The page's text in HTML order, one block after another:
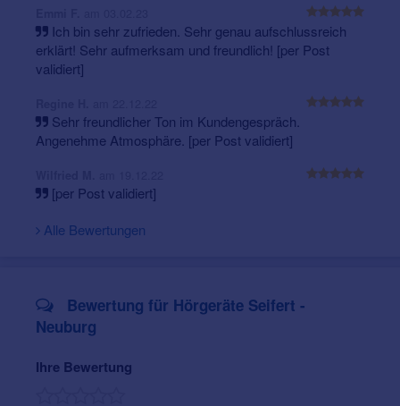
Lernen Sie uns und unsere Angebote kennen.
Unverbindlich und kostenfrei. Vereinbaren Sie
Termin-Wunsch online zu. Oder aber Sie kommen bei
uns vorbei.
maßgefertigte Gehörschutz-Lösungen für Freizeit
und Beruf aus dem eigenen Profi-Labor
In-Ear-Monitoring für professionellen
Bühnensound und unmittelbaren Musikgenuss
Ich bin sehr zufrieden. Sehr genau aufschlussreich
erklärt! Sehr aufmerksam und freundlich! [per Post
validiert]
Sehr freundlicher Ton im Kundengespräch.
Angenehme Atmosphäre. [per Post validiert]
[per Post validiert]
Alle Bewertungen
Bewertung für Hörgeräte Seifert -
Neuburg
Ihre Bewertung